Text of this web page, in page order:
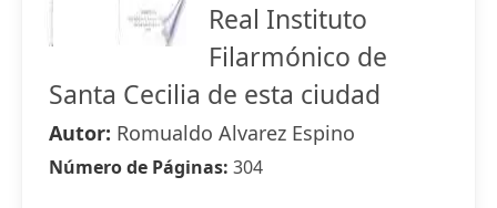
Real Instituto
Filarmónico de
Santa Cecilia de esta ciudad
Autor: Romualdo Alvarez Espino
Número de Páginas: 304